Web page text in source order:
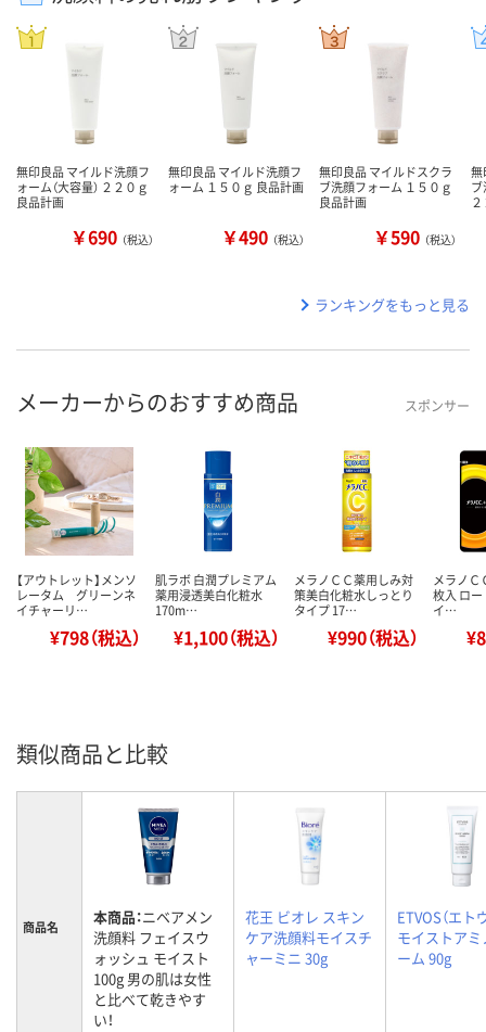
無印良品 マイルド洗顔フ
ォーム（大容量） ２２０ｇ
良品計画
￥690 （税込）
無印良品 マイルド洗顔フ
ォーム １５０ｇ 良品計画
￥490 （税込）
無印良品 マイルドスクラ
ブ洗顔フォーム １５０ｇ
良品計画
￥590 （税込）
無
ブ
ランキングをもっと見る
メーカーからのおすすめ商品 スポンサー
【アウトレット】メンソ
レータム グリーンネ
イチャーリ…
¥798（税込）
肌ラボ 白潤プレミアム
薬用浸透美白化粧水
170m…
¥1,100（税込）
メラノＣＣ薬用しみ対
策美白化粧水しっとり
タイプ 17…
¥990（税込）
メラノＣ
枚入 ロ
イ…
類似商品と比較
商品名 本商品：ニベアメン
洗顔料 フェイスウ
ォッシュ モイスト
100g 男の肌は女性
と比べて乾きやす
い！
花王 ビオレ スキン
ケア洗顔料モイスチ
ャーミニ 30g
ETVOS（エト
モイストア
ーム 90g